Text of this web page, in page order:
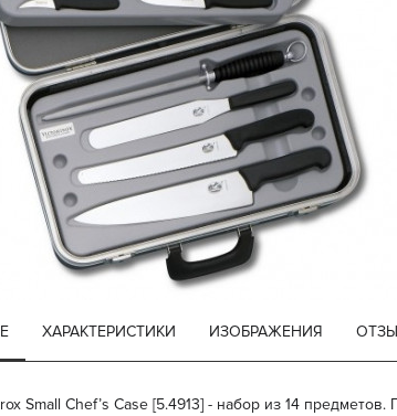
ХАРАКТЕРИСТИКИ ИЗОБРАЖЕНИЯ
Small Chef’s Case [5.4913] - набор из 14